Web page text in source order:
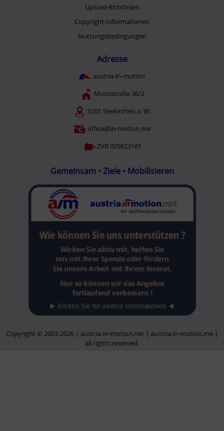
Upload-Richtlinien
Copyright-Informationen
Nutzungsbedingungen
Adresse
austria-in-motion
Moosstraße 36/2
5201 Seekirchen a. W.
office@in-motion.me
ZVR 029823161
Gemeinsam • Ziele • Mobilisieren
Copyright © 2003-2026 | austria-in-motion.net | austria.in-motion.me |
all rights reserved.